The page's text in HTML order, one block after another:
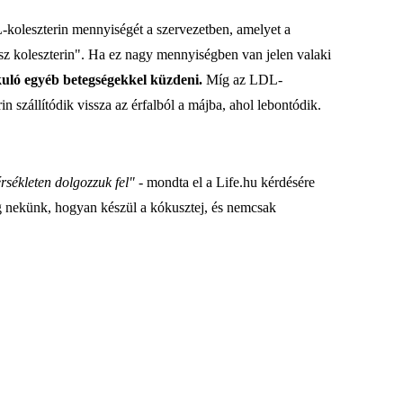
mennyiségét a szervezetben, amelyet a
koleszterin". Ha ez nagy mennyiségben van jelen valaki
egyéb betegségekkel küzdeni. Míg az LDL-
szállítódik vissza az érfalból a májba, ahol lebontódik.
dolgozzuk fel" - mondta el a Life.hu kérdésére
hogyan készül a kókusztej, és nemcsak